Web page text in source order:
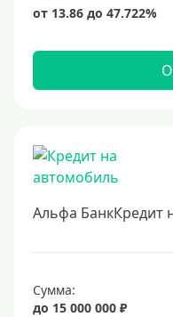
Альфа БанкКредит
Сумма:
до 15 000 000 ₽